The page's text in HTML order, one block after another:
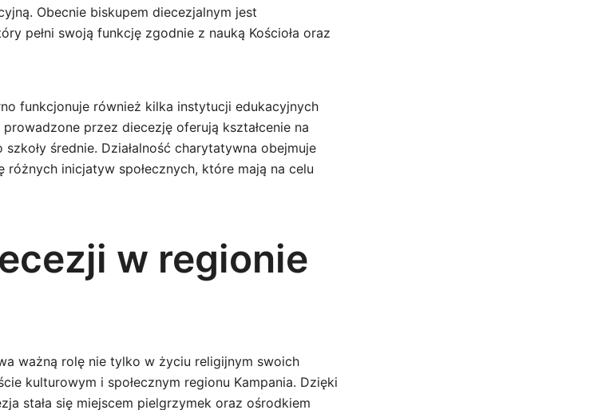
Obecnie biskupem diecezjalnym jest
pełni swoją funkcję zgodnie z nauką Kościoła oraz
funkcjonuje również kilka instytucji edukacyjnych
przez diecezję oferują kształcenie na
średnie. Działalność charytatywna obejmuje
inicjatyw społecznych, które mają na celu
w regionie
ważną rolę nie tylko w życiu religijnym swoich
kulturowym i społecznym regionu Kampania. Dzięki
stała się miejscem pielgrzymek oraz ośrodkiem